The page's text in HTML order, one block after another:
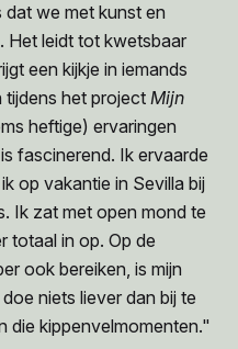
we met kunst en
Het leidt tot kwetsbaar
een kijkje in iemands
tijdens het project Mijn
heftige) ervaringen
fascinerend. Ik ervaarde
op vakantie in Sevilla bij
Ik zat met open mond te
totaal in op. Op de
ook bereiken, is mijn
niets liever dan bij te
die kippenvelmomenten."